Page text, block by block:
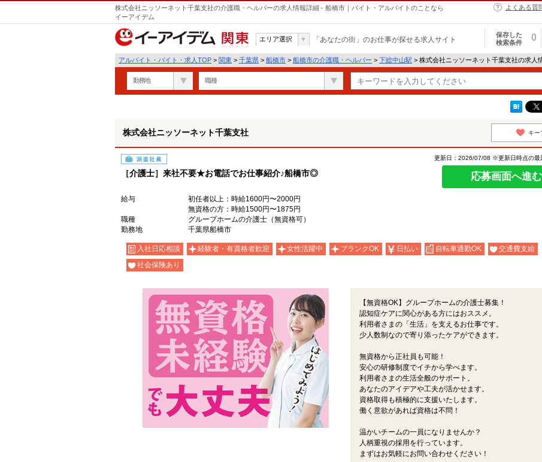
株式会社ニッソーネット千葉支社の介護職・ヘルパーの求人情報詳細 - 船橋市｜バイト・アルバイトのことなら
イーアイデム
よくある質
関東
エリア選択 「あなたの街」のお仕事が探せる求人サイト
保存した
検索条件
0
アルバイト・バイト・求人TOP > 関東 > 千葉県 > 船橋市 > 船橋市の介護職・ヘルパー > 下総中山駅 > 株式会社ニッソーネット千葉支社の求人
勤務地 職種
株式会社ニッソーネット千葉支社 キー
派遣社員
［介護士］来社不要★お電話でお仕事紹介♪船橋市◎
更新日：2026/07/08 ※更新日時点の最
応募画面へ進む
給与
初任者以上：時給1600円〜2000円
無資格の方：時給1500円〜1875円
職種
グループホームの介護士（無資格可）
勤務地
千葉県船橋市
入社日応相談 経験者・有資格者歓迎 女性活躍中 ブランクOK 日払い 自転車通勤OK
交通費支給
社会保険あり
【無資格OK】グループホームの介護士募集！
認知症ケアに関心がある方にはおススメ。
利用者さまの「生活」を支えるお仕事です。
少人数制なので寄り添ったケアができます。
無資格から正社員も可能！
安心の研修制度でイチから学べます。
利用者さまの生活全般のサポート。
あなたのアイデアや工夫が活かせます。
資格取得も積極的に支援いたします。
働く意欲があれば資格は不問！
温かいチームの一員になりませんか？
人柄重視の採用を行っています。
まずはお気軽にお問い合わせください！